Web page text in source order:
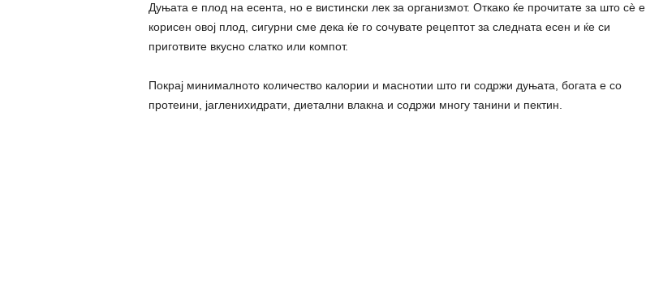
Дуњата e плод на есента, но е вистински лек за организмот. Откако ќе прочитате за што сè е
корисен овој плод, сигурни сме дека ќе го сочувате рецептот за следната есен и ќе си
приготвите вкусно слатко или компот.
Покрај минималното количество калории и маснотии што ги содржи дуњата, богата е со
протеини, јагленихидрати, диетални влакна и содржи многу танини и пектин.